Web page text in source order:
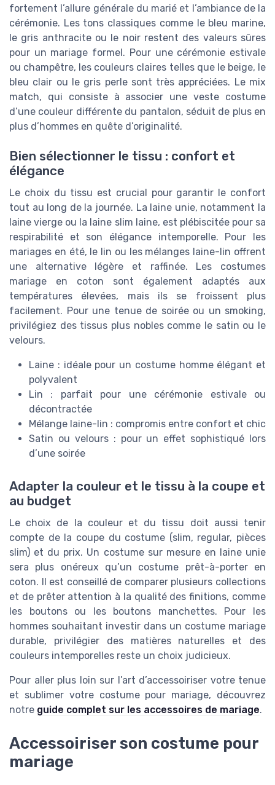
fortement l’allure générale du marié et l’ambiance de la
cérémonie. Les tons classiques comme le bleu marine,
le gris anthracite ou le noir restent des valeurs sûres
pour un mariage formel. Pour une cérémonie estivale
ou champêtre, les couleurs claires telles que le beige, le
bleu clair ou le gris perle sont très appréciées. Le mix
match, qui consiste à associer une veste costume
d’une couleur différente du pantalon, séduit de plus en
plus d’hommes en quête d’originalité.
Bien sélectionner le tissu : confort et
élégance
Le choix du tissu est crucial pour garantir le confort
tout au long de la journée. La laine unie, notamment la
laine vierge ou la laine slim laine, est plébiscitée pour sa
respirabilité et son élégance intemporelle. Pour les
mariages en été, le lin ou les mélanges laine-lin offrent
une alternative légère et raffinée. Les costumes
mariage en coton sont également adaptés aux
températures élevées, mais ils se froissent plus
facilement. Pour une tenue de soirée ou un smoking,
privilégiez des tissus plus nobles comme le satin ou le
velours.
Laine : idéale pour un costume homme élégant et
polyvalent
Lin : parfait pour une cérémonie estivale ou
décontractée
Mélange laine-lin : compromis entre confort et chic
Satin ou velours : pour un effet sophistiqué lors
d’une soirée
Adapter la couleur et le tissu à la coupe et
au budget
Le choix de la couleur et du tissu doit aussi tenir
compte de la coupe du costume (slim, regular, pièces
slim) et du prix. Un costume sur mesure en laine unie
sera plus onéreux qu’un costume prêt-à-porter en
coton. Il est conseillé de comparer plusieurs collections
et de prêter attention à la qualité des finitions, comme
les boutons ou les boutons manchettes. Pour les
hommes souhaitant investir dans un costume mariage
durable, privilégier des matières naturelles et des
couleurs intemporelles reste un choix judicieux.
Pour aller plus loin sur l’art d’accessoiriser votre tenue
et sublimer votre costume pour mariage, découvrez
notre guide complet sur les accessoires de mariage.
Accessoiriser son costume pour
mariage